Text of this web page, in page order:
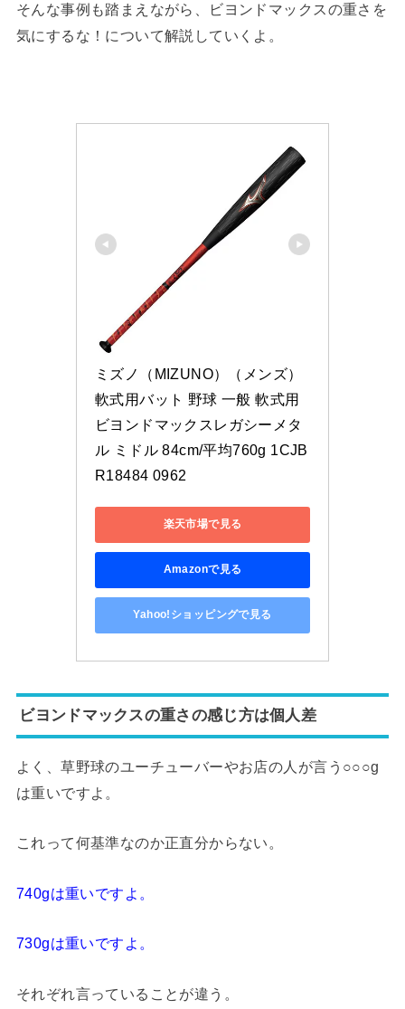
そんな事例も踏まえながら、ビヨンドマックスの重さを
気にするな！について解説していくよ。
ミズノ（MIZUNO）（メンズ）
軟式用バット 野球 一般 軟式用
ビヨンドマックスレガシーメタ
ル ミドル 84cm/平均760g 1CJB
R18484 0962
楽天市場で見る
Amazonで見る
Yahoo!ショッピングで見る
ビヨンドマックスの重さの感じ方は個人差
よく、草野球のユーチューバーやお店の人が言う○○○g
は重いですよ。
これって何基準なのか正直分からない。
740gは重いですよ。
730gは重いですよ。
それぞれ言っていることが違う。